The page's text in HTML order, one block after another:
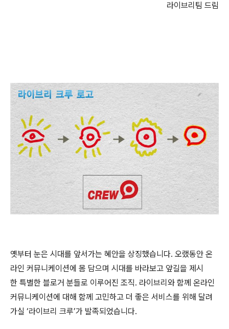
라이브리팀 드림
옛부터 눈은 시대를 앞서가는 혜안을 상징했습니다. 오랬동안 온
라인 커뮤니케이션에 몸 담으며 시대를 바라보고 앞길을 제시
한 특별한 블로거 분들로 이루어진 조직. 라이브리와 함께 온라인
커뮤니케이션에 대해 함께 고민하고 더 좋은 서비스를 위해 달려
가실 ‘라이브리 크루’가 발족되었습니다.